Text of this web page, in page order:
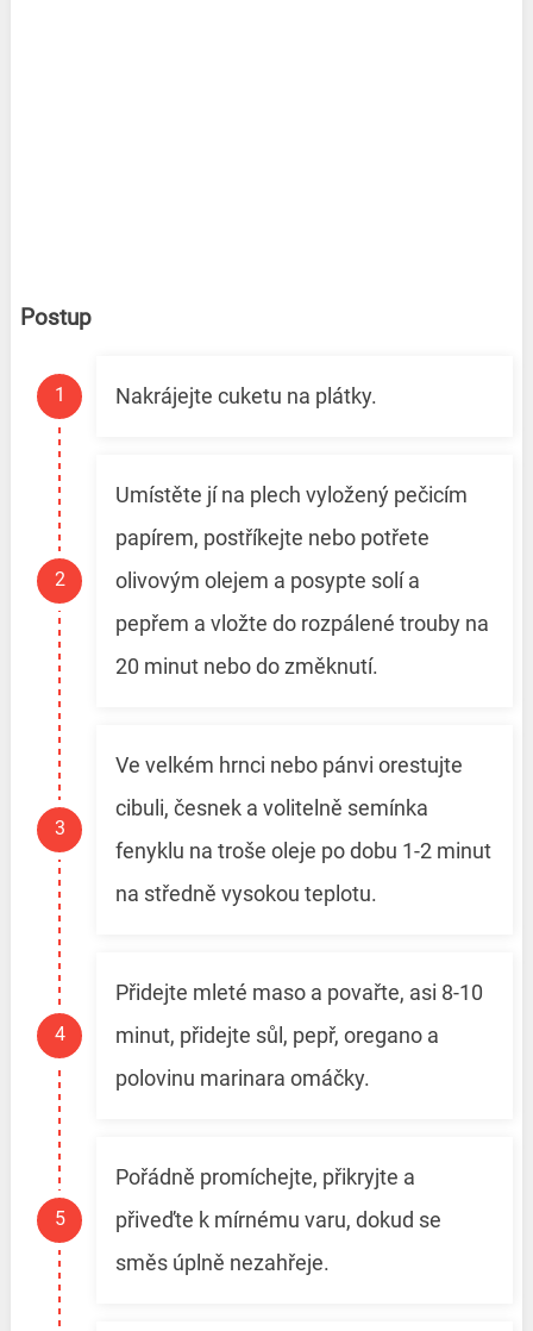
Postup
Nakrájejte cuketu na plátky.
Umístěte jí na plech vyložený pečicím
papírem, postříkejte nebo potřete
olivovým olejem a posypte solí a
pepřem a vložte do rozpálené trouby na
20 minut nebo do změknutí.
Ve velkém hrnci nebo pánvi orestujte
cibuli, česnek a volitelně semínka
fenyklu na troše oleje po dobu 1-2 minut
na středně vysokou teplotu.
Přidejte mleté maso a povařte, asi 8-10
minut, přidejte sůl, pepř, oregano a
polovinu marinara omáčky.
Pořádně promíchejte, přikryjte a
přiveďte k mírnému varu, dokud se
směs úplně nezahřeje.